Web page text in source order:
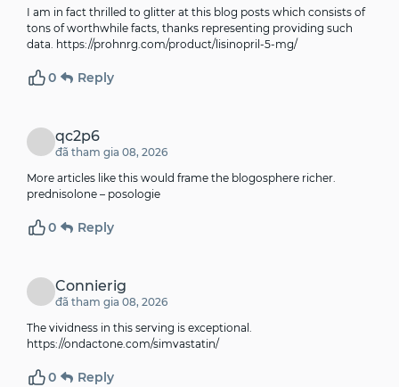
I am in fact thrilled to glitter at this blog posts which consists of
tons of worthwhile facts, thanks representing providing such
data. https://prohnrg.com/product/lisinopril-5-mg/
0 Reply
qc2p6
đã tham gia 08, 2026
More articles like this would frame the blogosphere richer.
prednisolone – posologie
0 Reply
Connierig
đã tham gia 08, 2026
The vividness in this serving is exceptional.
https://ondactone.com/simvastatin/
0 Reply